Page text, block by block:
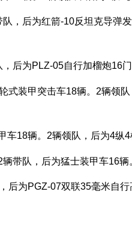
队，后为红箭-10反坦克导弹
，后为PLZ-05自行加榴炮16
式装甲突击车18辆。2辆领
车18辆。2辆领队，后为4纵4
带队，后为猛士装甲车16辆
后为PGZ-07双联35毫米自